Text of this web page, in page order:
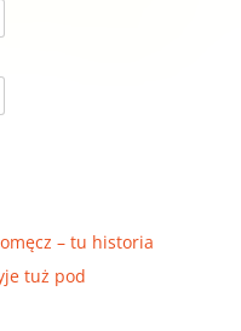
– tu historia
tuż pod